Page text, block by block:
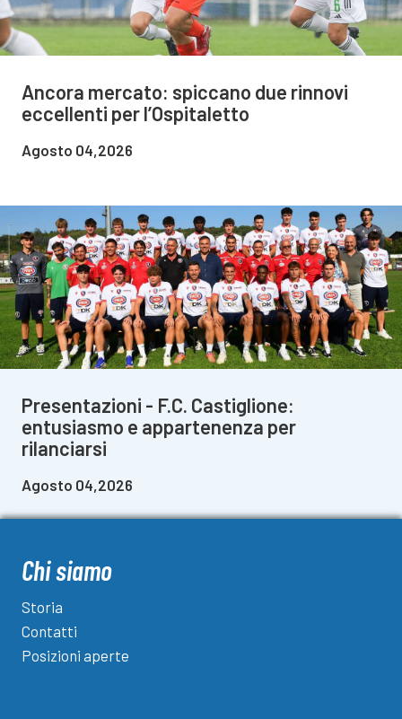
Ancora mercato: spiccano due rinnovi
eccellenti per l’Ospitaletto
Agosto 04,2026
Presentazioni - F.C. Castiglione:
entusiasmo e appartenenza per
rilanciarsi
Agosto 04,2026
Chi siamo
Storia
Contatti
Posizioni aperte